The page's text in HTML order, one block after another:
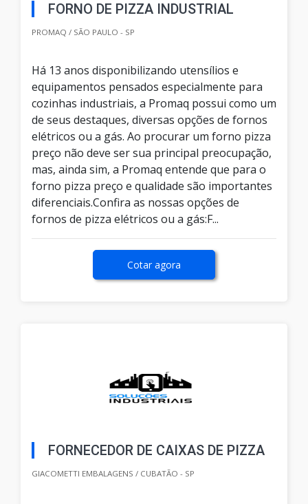
FORNO DE PIZZA INDUSTRIAL
PROMAQ / SÃO PAULO - SP
Há 13 anos disponibilizando utensílios e
equipamentos pensados especialmente para
cozinhas industriais, a Promaq possui como um
de seus destaques, diversas opções de fornos
elétricos ou a gás. Ao procurar um forno pizza
preço não deve ser sua principal preocupação,
mas, ainda sim, a Promaq entende que para o
forno pizza preço e qualidade são importantes
diferenciais.Confira as nossas opções de
fornos de pizza elétricos ou a gás:F...
Cotar agora
FORNECEDOR DE CAIXAS DE PIZZA
GIACOMETTI EMBALAGENS / CUBATÃO - SP